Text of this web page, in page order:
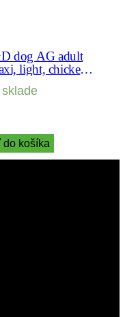
dog AG adult
light, chicken,
do košíka